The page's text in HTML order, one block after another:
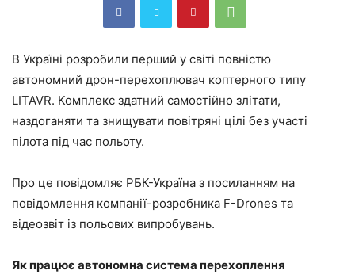
В Україні розробили перший у світі повністю
автономний дрон-перехоплювач коптерного типу
LITAVR. Комплекс здатний самостійно злітати,
наздоганяти та знищувати повітряні цілі без участі
пілота під час польоту.
Про це повідомляє РБК-Україна з посиланням на
повідомлення компанії-розробника F-Drones та
відеозвіт із польових випробувань.
Як працює автономна система перехоплення